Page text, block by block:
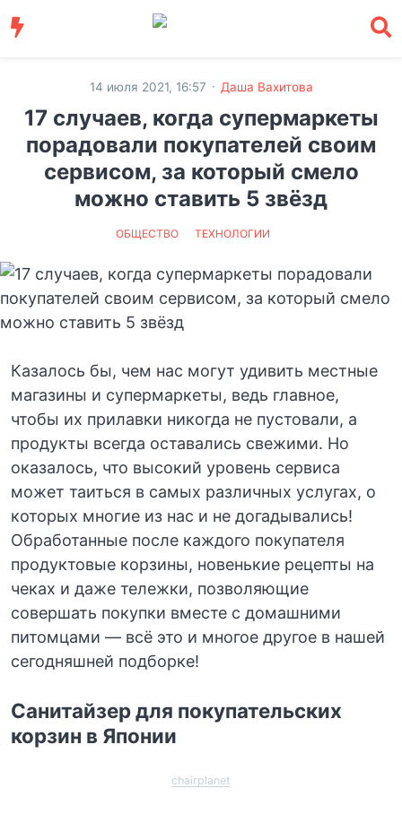
14 июля 2021, 16:57 · Даша Вахитова
17 случаев, когда супермаркеты
порадовали покупателей своим
сервисом, за который смело
можно ставить 5 звёзд
ОБЩЕСТВО ТЕХНОЛОГИИ
Казалось бы, чем нас могут удивить местные
магазины и супермаркеты, ведь главное,
чтобы их прилавки никогда не пустовали, а
продукты всегда оставались свежими. Но
оказалось, что высокий уровень сервиса
может таиться в самых различных услугах, о
которых многие из нас и не догадывались!
Обработанные после каждого покупателя
продуктовые корзины, новенькие рецепты на
чеках и даже тележки, позволяющие
совершать покупки вместе с домашними
питомцами — всё это и многое другое в нашей
сегодняшней подборке!
Санитайзер для покупательских
корзин в Японии
chairplanet